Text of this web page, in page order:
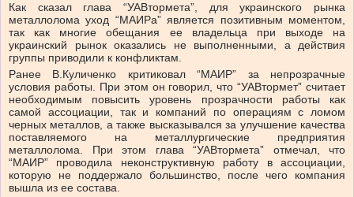
Как сказал глава “УАВтормета”, для украинского рынка
металлолома уход “МАИРа” является позитивным моментом,
так как многие обещания ее владельца при выходе на
украинский рынок оказались не выполненными, а действия
группы приводили к конфликтам.
Ранее В.Куличенко критиковал “МАИР” за непрозрачные
условия работы. При этом он говорил, что “УАВтормет” считает
необходимым повысить уровень прозрачности работы как
самой ассоциации, так и компаний по операциям с ломом
черных металлов, а также высказывался за улучшение качества
поставляемого на металлургические предприятия
металлолома. При этом глава “УАВтормета” отмечал, что
“МАИР” проводила неконструктивную работу в ассоциации,
которую не поддержало большинство, после чего компания
вышла из ее состава.